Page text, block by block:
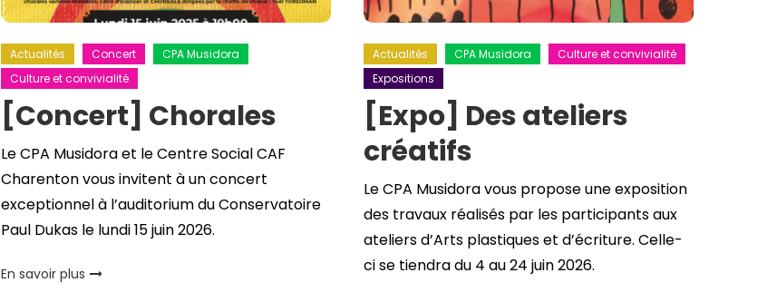
Actualités Concert
CPA Musidora
Culture et convivialité
[Concert] Chorales
Le CPA Musidora et le Centre Social CAF
Charenton vous invitent à un concert
exceptionnel à l’auditorium du Conservatoire
Paul Dukas le lundi 15 juin 2026.
En savoir plus
Actualités CPA Musidora
Culture et convivialité
Expositions
[Expo] Des ateliers
créatifs
Le CPA Musidora vous propose une exposition
des travaux réalisés par les participants aux
ateliers d’Arts plastiques et d’écriture. Celle-
ci se tiendra du 4 au 24 juin 2026.